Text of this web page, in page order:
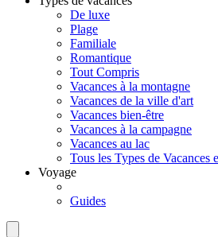
De luxe
Plage
Familiale
Romantique
Tout Compris
Vacances à la montagne
Vacances de la ville d'art
Vacances bien-être
Vacances à la campagne
Vacances au lac
Tous les Types de Vacances
Voyage
Guides